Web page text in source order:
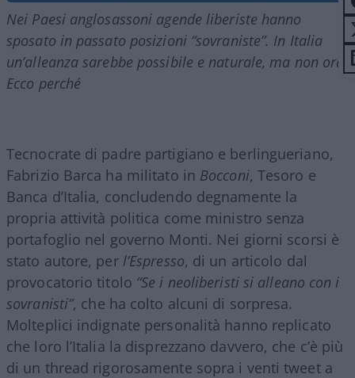
Nei Paesi anglosassoni agende liberiste hanno
sposato in passato posizioni “sovraniste”. In Italia
un’alleanza sarebbe possibile e naturale, ma non ora.
Ecco perché
Tecnocrate di padre partigiano e berlingueriano,
Fabrizio Barca ha militato in Bocconi, Tesoro e
Banca d’Italia, concludendo degnamente la
propria attività politica come ministro senza
portafoglio nel governo Monti. Nei giorni scorsi è
stato autore, per l’Espresso, di un articolo dal
provocatorio titolo “Se i neoliberisti si alleano con i
sovranisti”, che ha colto alcuni di sorpresa.
Molteplici indignate personalità hanno replicato
che loro l’Italia la disprezzano davvero, che c’è più
di un thread rigorosamente sopra i venti tweet a